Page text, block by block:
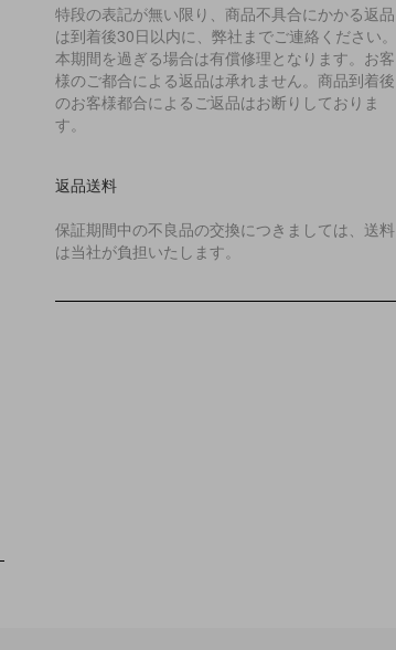
特段の表記が無い限り、商品不具合にかかる返品
は到着後30日以内に、弊社までご連絡ください。
本期間を過ぎる場合は有償修理となります。お客
様のご都合による返品は承れません。商品到着後
のお客様都合によるご返品はお断りしておりま
す。
返品送料
保証期間中の不良品の交換につきましては、送料
は当社が負担いたします。